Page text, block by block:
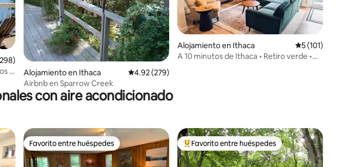
promedio: 4.93 de 5, 298 reseñas
a
Alojamiento en Ithaca Calificación promedio: 4.92 de 5, 279 reseñas
4.92 (279)
Airbnb en Sparrow Creek
Alojamiento en Ithaca Calificación
5 (101)
A 10 minutos de Ithaca • Retiro verde •
con aire acondicionado
Favorito entre huéspedes
Favorito entre huéspedes Favorito entre huéspedes preferido
Favorito entre huéspedes